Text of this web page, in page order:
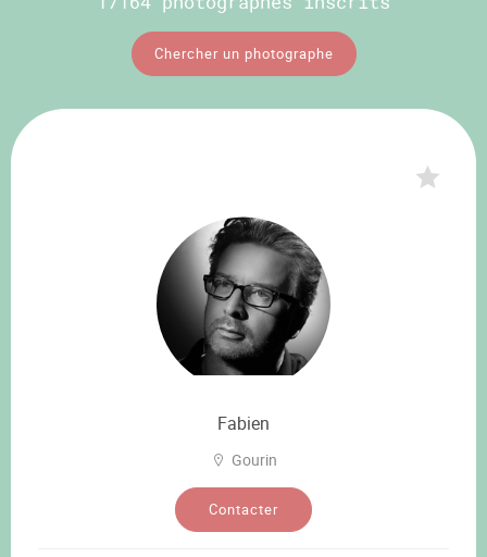
Chercher un photographe
Fabien
Gourin
Contacter